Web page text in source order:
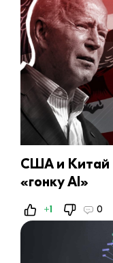
США и Китай
«гонку AI»
+1 0